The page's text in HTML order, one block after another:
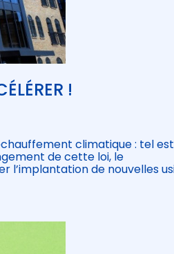
!
climatique : tel est
de cette loi, le
l’implantation de nouvelles